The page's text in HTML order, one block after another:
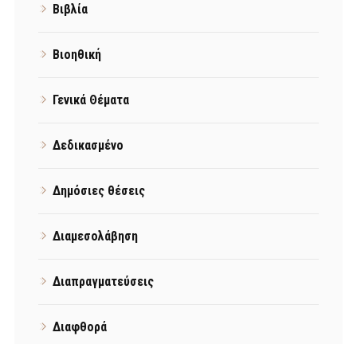
Βιβλία
Βιοηθική
Γενικά Θέματα
Δεδικασμένο
Δημόσιες θέσεις
Διαμεσολάβηση
Διαπραγματεύσεις
Διαφθορά